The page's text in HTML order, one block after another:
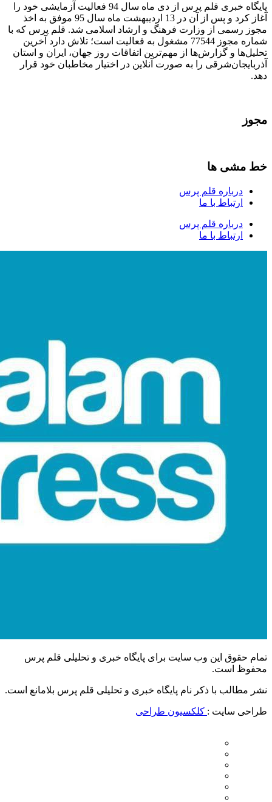
پایگاه خبری قلم پرس از دی ماه سال 94 فعالیت آزمایشی خود را
آغاز کرد و پس از آن در 13 اردیبهشت ماه سال 95 موفق به اخذ
مجوز رسمی از وزارت فرهنگ و ارشاد اسلامی شد. قلم پرس که با
شماره مجوز 77544 مشغول به فعالیت است؛ تلاش دارد آخرین
تحلیل‌ها و گزارش‌ها از مهم‌ترین اتفاقات روز جهان، ایران و استان
آذربایجان‌شرقی را به صورت آنلاین در اختیار مخاطبان خود قرار
دهد.
مجوز
خط مشی ها
درباره قلم پرس
ارتباط با ما
درباره قلم پرس
ارتباط با ما
تمام حقوق این وب سایت برای پایگاه خبری و تحلیلی قلم پرس
محفوظ است.
نشر مطالب با ذکر نام پایگاه خبری و تحلیلی قلم پرس بلامانع است.
طراحی سایت : کلکسیون طراحی